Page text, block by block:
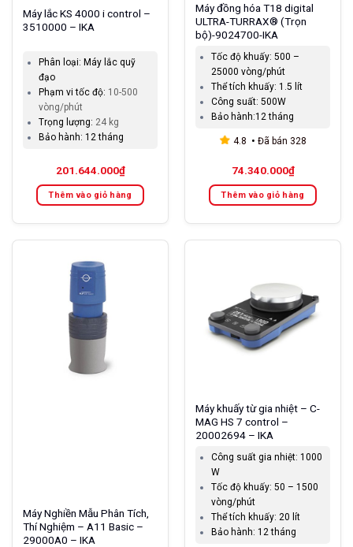
Máy lắc KS 4000 i control –
3510000 – IKA
Phân loại: Máy lắc quỹ
đạo
Phạm vi tốc độ: 10-500
vòng/phút
Trọng lượng: 24 kg
Bảo hành: 12 tháng
201.644.000₫
Thêm vào giỏ hàng
Máy đồng hóa T18 digital
ULTRA-TURRAX® (Trọn
bộ)-9024700-IKA
Tốc độ khuấy: 500 –
25000 vòng/phút
Thể tích khuấy: 1.5 lít
Công suất: 500W
Bảo hành:12 tháng
4.8 Đã bán 328
74.340.000₫
Thêm vào giỏ hàng
Máy Nghiền Mẫu Phân Tích,
Thí Nghiệm – A11 Basic –
29000A0 – IKA
Máy khuấy từ gia nhiệt – C-
MAG HS 7 control –
20002694 – IKA
Công suất gia nhiệt: 1000
W
Tốc độ khuấy: 50 – 1500
vòng/phút
Thể tích khuấy: 20 lít
Bảo hành: 12 tháng